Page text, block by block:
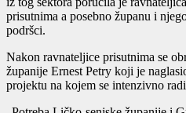
prisutnima a posebno županu i
podršci.
Nakon ravnateljice prisutnima se
županije Ernest Petry koji je
projektu na kojem se intenzivno